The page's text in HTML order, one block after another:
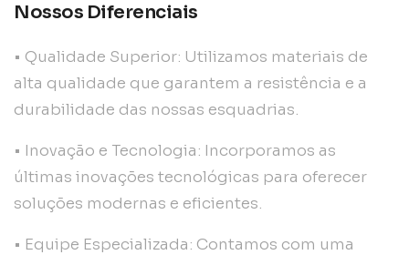
Nossos Diferenciais
• Qualidade Superior: Utilizamos materiais de
alta qualidade que garantem a resistência e a
durabilidade das nossas esquadrias.
• Inovação e Tecnologia: Incorporamos as
últimas inovações tecnológicas para oferecer
soluções modernas e eficientes.
• Equipe Especializada: Contamos com uma